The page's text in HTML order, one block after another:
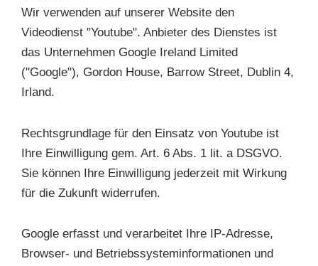
Wir verwenden auf unserer Website den
Videodienst "Youtube". Anbieter des Dienstes ist
das Unternehmen Google Ireland Limited
("Google"), Gordon House, Barrow Street, Dublin 4,
Irland.
Rechtsgrundlage für den Einsatz von Youtube ist
Ihre Einwilligung gem. Art. 6 Abs. 1 lit. a DSGVO.
Sie können Ihre Einwilligung jederzeit mit Wirkung
für die Zukunft widerrufen.
Google erfasst und verarbeitet Ihre IP-Adresse,
Browser- und Betriebssysteminformationen und